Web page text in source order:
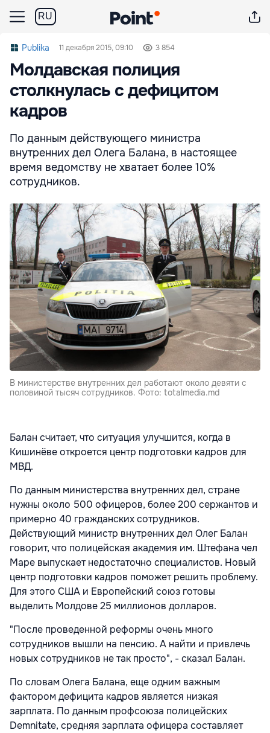
RU
Publika 11 декабря 2015, 09:10 3 854
Молдавская полиция
столкнулась с дефицитом
кадров
По данным действующего министра
внутренних дел Олега Балана, в настоящее
время ведомству не хватает более 10%
сотрудников.
В министерстве внутренних дел работают около девяти с
половиной тысяч сотрудников. Фото: totalmedia.md
Балан считает, что ситуация улучшится, когда в
Кишинёве откроется центр подготовки кадров для
МВД.
По данным министерства внутренних дел, стране
нужны около 500 офицеров, более 200 сержантов и
примерно 40 гражданских сотрудников.
Действующий министр внутренних дел Олег Балан
говорит, что полицейская академия им. Штефана чел
Маре выпускает недостаточно специалистов. Новый
центр подготовки кадров поможет решить проблему.
Для этого США и Европейский союз готовы
выделить Молдове 25 миллионов долларов.
"После проведенной реформы очень много
сотрудников вышли на пенсию. А найти и привлечь
новых сотрудников не так просто", - сказал Балан.
По словам Олега Балана, еще одним важным
фактором дефицита кадров является низкая
зарплата. По данным профсоюза полицейских
Demnitate, средняя зарплата офицера составляет